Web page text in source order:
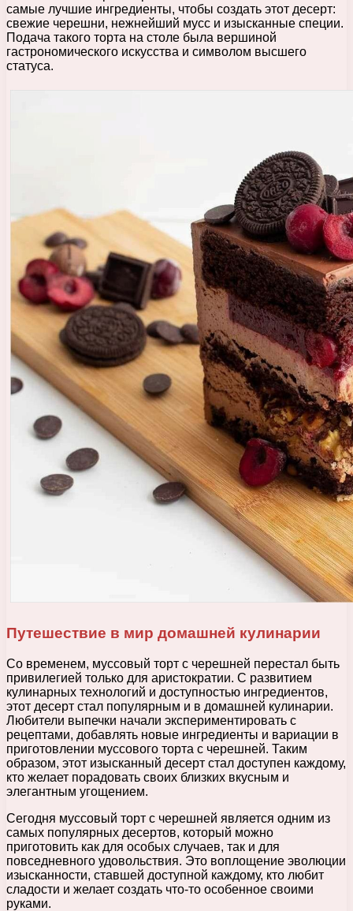
самые лучшие ингредиенты, чтобы создать этот десерт:
свежие черешни, нежнейший мусс и изысканные специи.
Подача такого торта на столе была вершиной
гастрономического искусства и символом высшего
статуса.
Путешествие в мир домашней кулинарии
Со временем, муссовый торт с черешней перестал быть
привилегией только для аристократии. С развитием
кулинарных технологий и доступностью ингредиентов,
этот десерт стал популярным и в домашней кулинарии.
Любители выпечки начали экспериментировать с
рецептами, добавлять новые ингредиенты и вариации в
приготовлении муссового торта с черешней. Таким
образом, этот изысканный десерт стал доступен каждому,
кто желает порадовать своих близких вкусным и
элегантным угощением.
Сегодня муссовый торт с черешней является одним из
самых популярных десертов, который можно
приготовить как для особых случаев, так и для
повседневного удовольствия. Это воплощение эволюции
изысканности, ставшей доступной каждому, кто любит
сладости и желает создать что-то особенное своими
руками.